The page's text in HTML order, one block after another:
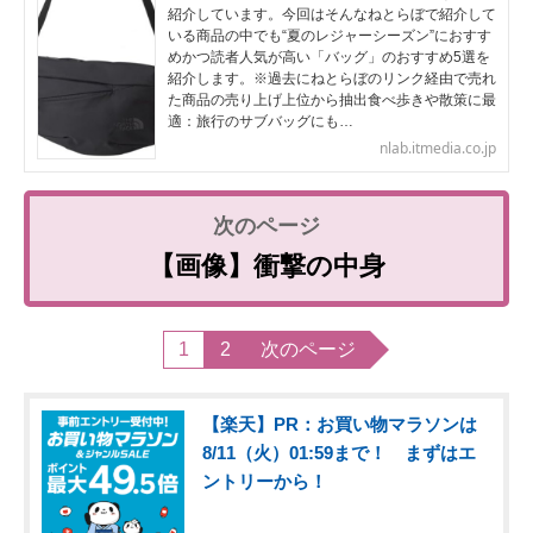
紹介しています。今回はそんなねとらぼで紹介して
いる商品の中でも“夏のレジャーシーズン”におすす
めかつ読者人気が高い「バッグ」のおすすめ5選を
紹介します。※過去にねとらぼのリンク経由で売れ
た商品の売り上げ上位から抽出食べ歩きや散策に最
適：旅行のサブバッグにも…
nlab.itmedia.co.jp
【画像】衝撃の中身
1 2 次のページ
【楽天】PR：お買い物マラソンは
8/11（火）01:59まで！ まずはエ
ントリーから！